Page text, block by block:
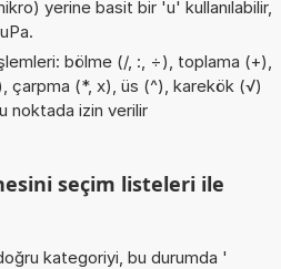
yerine basit bir 'u' kullanılabilir,
bölme (/, :, ÷), toplama (+),
çarpma (*, x), üs (^), karekök (√)
noktada izin verilir
seçim listeleri ile
kategoriyi, bu durumda '